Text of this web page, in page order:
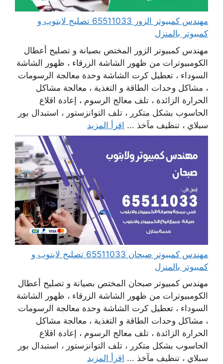
مهندس كمبيوتر الزور 65511033 تصليح لابتوب و
كمبيوتر بالمنزل
مهندس كمبيوتر الزور المختص بصيانة و تصليح أعطال
الكومبيوترات من ظهور الشاشة الزرقاء ، ظهور الشاشة
السوداء ، تعطيل كرت الشاشة وحدة معالجة الرسومات
، مشاكل وحدات الطاقة و التغذية ، معالجة مشاكل
الحرارة الزائدة ، تلف معالج الرسوم ، إعادة اقلاع
الحاسوب بشكل متكرر ، تلف التوانزستور ، استبدال بور
سبلاي ، تنظيف مآخذ ... اقرأ المزيد
مهندس كمبيوتر صبحان 65511033 تصليح لابتوب و
كمبيوتر بالمنزل
مهندس كمبيوتر صبحان المختص بصيانة و تصليح أعطال
الكومبيوترات من ظهور الشاشة الزرقاء ، ظهور الشاشة
السوداء ، تعطيل كرت الشاشة وحدة معالجة الرسومات
، مشاكل وحدات الطاقة و التغذية ، معالجة مشاكل
الحرارة الزائدة ، تلف معالج الرسوم ، إعادة اقلاع
الحاسوب بشكل متكرر ، تلف التوانزستور ، استبدال بور
سبلاي ، تنظيف مآخذ ... اقرأ المزيد